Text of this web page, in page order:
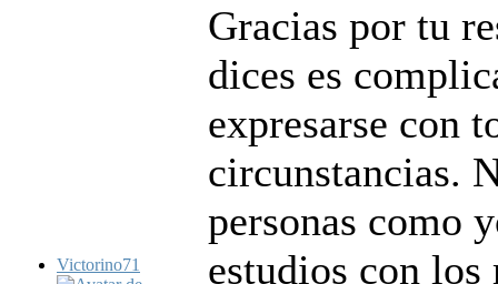
Victorino71
Gracias por tu
dices es
expresarse con
circunstancias.
personas como
estudios con